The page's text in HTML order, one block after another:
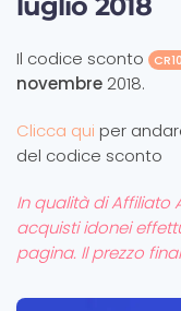
luglio 2018
Il codice sconto
novembre 2018.
Clicca qui per
del codice sconto
In qualità di Affiliato
acquisti idonei
pagina. Il prezzo